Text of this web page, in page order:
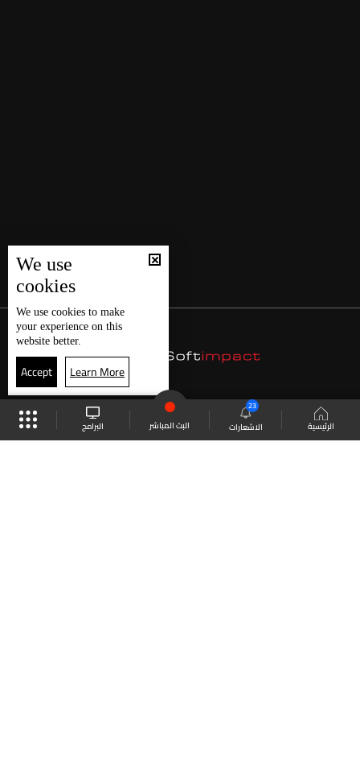
الرئيسية الاشعارات
23
البث المباشر البرامج
We use
cookies
We use cookies to make
your experience on this
website better.
Accept Learn More
موقع البرامج الجدول البث المباشر